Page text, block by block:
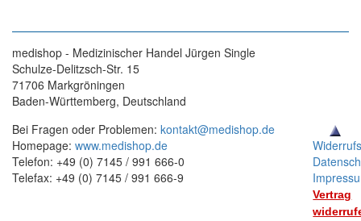
medishop - Medizinischer Handel Jürgen Single
Schulze-Delitzsch-Str. 15
71706 Markgröningen
Baden-Württemberg, Deutschland
Bei Fragen oder Problemen: kontakt@medishop.de
Homepage: www.medishop.de
Telefon: +49 (0) 7145 / 991 666-0
Telefax: +49 (0) 7145 / 991 666-9
Vertrag